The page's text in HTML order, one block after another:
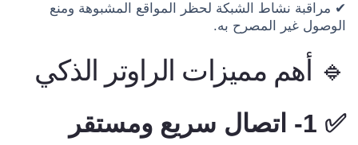
✔ مراقبة نشاط الشبكة لحظر المواقع المشبوهة ومنع
الوصول غير المصرح به.
🔹 أهم مميزات الراوتر الذكي
✅ 1- اتصال سريع ومستقر